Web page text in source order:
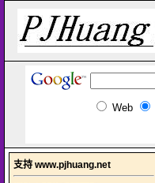
Web
支持 www.pjhuang.net